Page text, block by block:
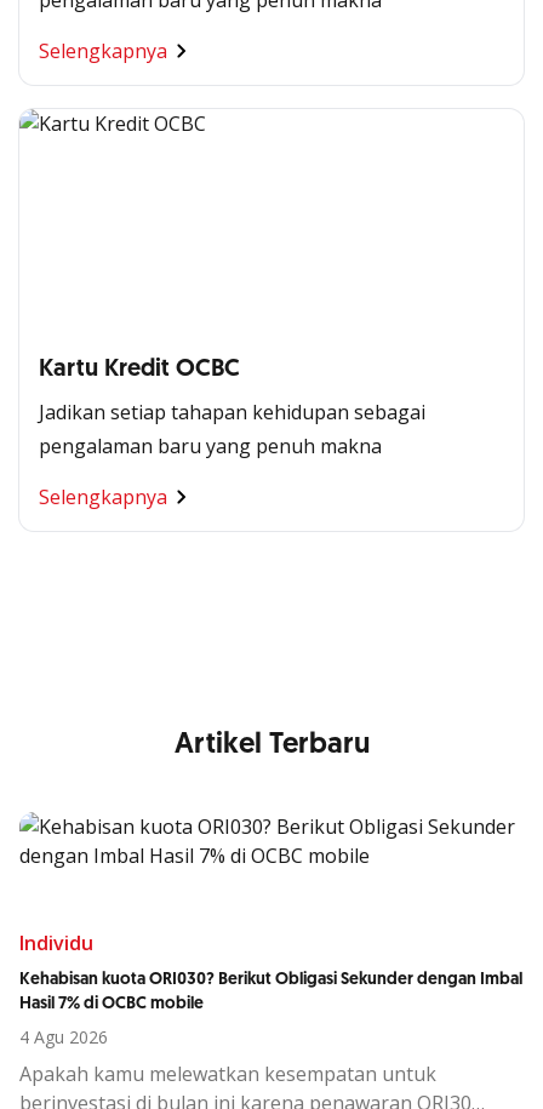
Selengkapnya
Kartu Kredit OCBC
Jadikan setiap tahapan kehidupan sebagai
pengalaman baru yang penuh makna
Selengkapnya
Segala Kemudahan Ada
di Satu Genggaman
Artikel Terbaru
Individu
Kehabisan kuota ORI030? Berikut Obligasi Sekunder dengan Imbal
Hasil 7% di OCBC mobile
4 Agu 2026
Apakah kamu melewatkan kesempatan untuk
berinvestasi di bulan ini karena penawaran ORI30